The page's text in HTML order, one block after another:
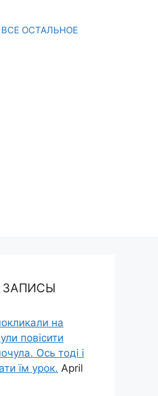
ВСЕ ОСТАЛЬНОЕ
на
повісити
Ось тоді і
їм урок. April